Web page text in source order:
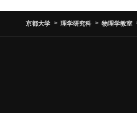
京都大学 理学研究科 物理学教室